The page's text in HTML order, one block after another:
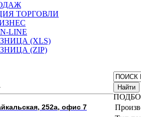
ТОРГОВЛИ
LINE
(XLS)
(ZIP)
252а, офис 7
Найти